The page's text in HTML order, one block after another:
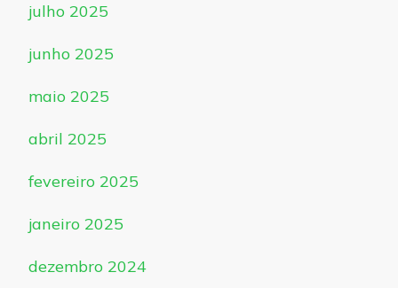
julho 2025
junho 2025
maio 2025
abril 2025
fevereiro 2025
janeiro 2025
dezembro 2024